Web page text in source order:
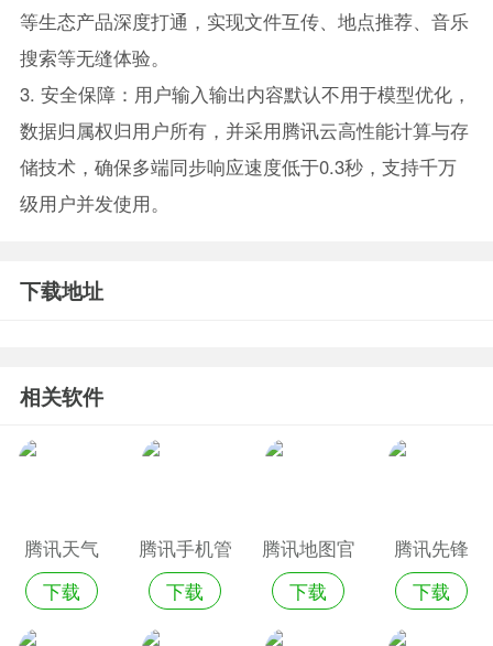
等生态产品深度打通，实现文件互传、地点推荐、音乐
搜索等无缝体验。
3. 安全保障：用户输入输出内容默认不用于模型优化，
数据归属权归用户所有，并采用腾讯云高性能计算与存
储技术，确保多端同步响应速度低于0.3秒，支持千万
级用户并发使用。
下载地址
相关软件
腾讯天气
下载
腾讯手机管
家苹果版官
下载
腾讯地图官
方版
下载
腾讯先锋
2023年最新
下载